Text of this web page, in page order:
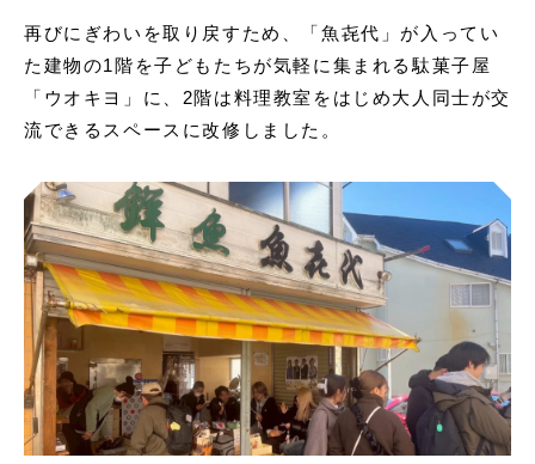
再びにぎわいを取り戻すため、「魚㐂代」が入ってい
た建物の1階を子どもたちが気軽に集まれる駄菓子屋
「ウオキヨ」に、2階は料理教室をはじめ大人同士が交
流できるスペースに改修しました。